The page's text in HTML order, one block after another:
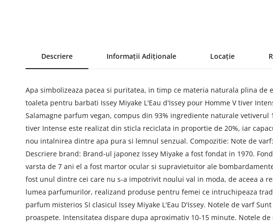
Descriere Informații Adiționale Locație
Apa simbolizeaza pacea si puritatea, in timp ce materia naturala plina
toaleta pentru barbati Issey Miyake L'Eau d'Issey pour Homme V tiver
Salamagne parfum vegan, compus din 93% ingrediente naturale
tiver Intense este realizat din sticla reciclata in proportie de 20%, iar
nou intalnirea dintre apa pura si lemnul senzual. Compozitie: Note de
Descriere brand: Brand-ul japonez Issey Miyake a fost fondat in 1970.
varsta de 7 ani el a fost martor ocular si supravietuitor ale
fost unul dintre cei care nu s-a impotrivit noului val in moda, de aceea a
lumea parfumurilor, realizand produse pentru femei ce intruchipeaza
parfum misterios SI clasicul Issey Miyake L'Eau D'Issey. Notele de varf
proaspete. Intensitatea dispare dupa aproximativ 10-15 minute. Notele